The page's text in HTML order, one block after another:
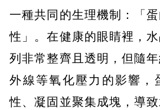
一種共同的生理機制：「
性」。在健康的眼睛裡，
列非常整齊且透明，但隨
外線等氧化壓力的影響，
性、凝固並聚集成塊，導